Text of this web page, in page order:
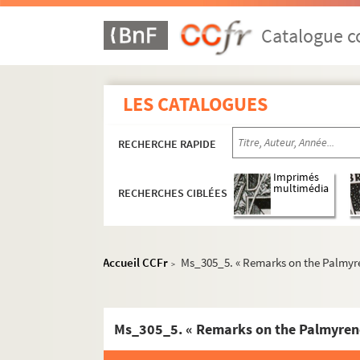
Catalogue
LES CATALOGUES
RECHERCHE RAPIDE
RECHERCHES CIBLÉES
Imprimés
multimédia
Accueil CCFr > Ms_305_5. « Remarks on the
Ms_305_5. « Remarks on the
Ms_75. « Tables astronomiques de Mr